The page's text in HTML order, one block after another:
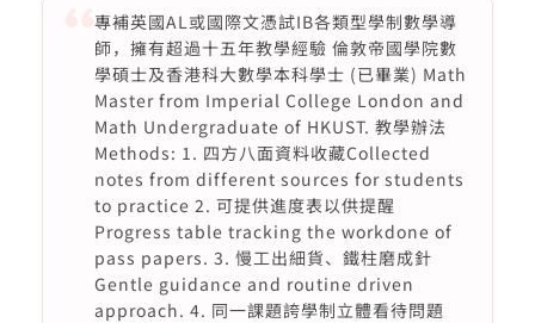
專補英國AL或國際文憑試IB各類型學制數學導
師，擁有超過十五年教學經驗 倫敦帝國學院數
學碩士及香港科大數學本科學士 (已畢業) Math
Master from Imperial College London and
Math Undergraduate of HKUST. 教學辦法
Methods: 1. 四方八面資料收藏Collected
notes from different sources for students
to practice 2. 可提供進度表以供提醒
Progress table tracking the workdone of
pass papers. 3. 慢工出細貨、鐵柱磨成針
Gentle guidance and routine driven
approach. 4. 同一課題誇學制立體看待問題